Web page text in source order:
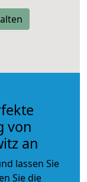
von
an
lassen Sie
Sie die